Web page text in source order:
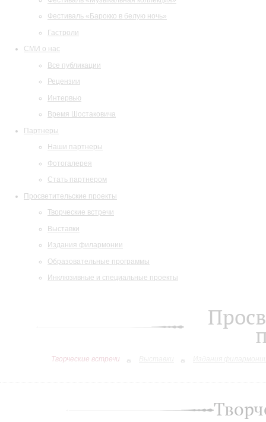
Фестиваль «Барокко в белую ночь»
Гастроли
СМИ о нас
Все публикации
Рецензии
Интервью
Время Шостаковича
Партнеры
Наши партнеры
Фотогалерея
Стать партнером
Просветительские проекты
Творческие встречи
Выставки
Издания филармонии
Образовательные программы
Инклюзивные и специальные проекты
Творческие встречи